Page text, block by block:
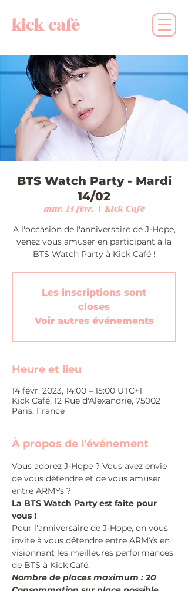
kick café
BTS Watch Party - Mardi
14/02
mar. 14 févr.
  |
Kick Café
A l'occasion de l'anniversaire de J-Hope,
venez vous amuser en participant à la
BTS Watch Party à Kick Café !
Les inscriptions sont
closes
Voir autres événements
Heure et lieu
14 févr. 2023, 14:00 – 15:00 UTC+1
Kick Café, 12 Rue d'Alexandrie, 75002
Paris, France
À propos de l'événement
Vous adorez J-Hope ? Vous avez envie
de vous détendre et de vous amuser
entre ARMYs ?
La BTS Watch Party est faite pour
vous !
Pour l'anniversaire de J-Hope, on vous
invite à vous détendre entre ARMYs en
visionnant les meilleures performances
de BTS à Kick Café.
Nombre de places maximum : 20